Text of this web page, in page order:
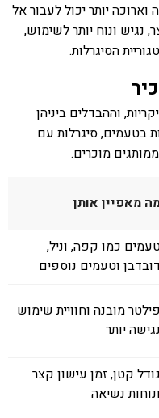
יותר יכול לעבור אל
ונוח יותר לשימוש,
הסיגרלות.
וההבדלים ביניהן
בטעמים, סיגרלות עם
ממותגים מוכרים.
מאפיין אותן
כמו קפה, וניל,
דובדבן וטעמים נוספים
פילטר מובנה וחוויית שימוש
נגישה יותר
גודל קטן, זמן עישון קצר
ונוחות נשיאה